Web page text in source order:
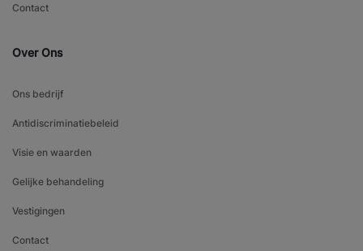
Contact
Over Ons
Ons bedrijf
Antidiscriminatiebeleid
Visie en waarden
Gelijke behandeling
Vestigingen
Contact